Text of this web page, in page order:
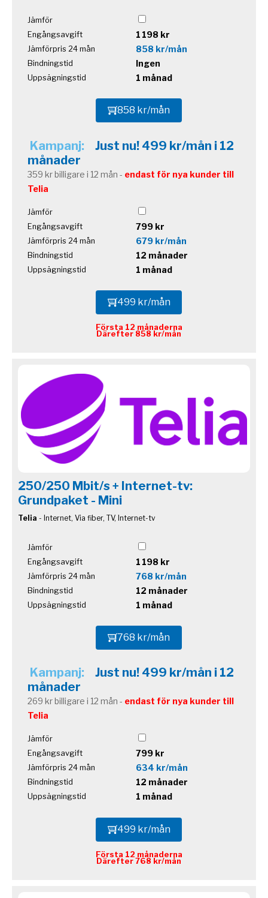
Jämför
Engångsavgift
1 198 kr
Jämförpris 24 mån 858 kr/mån
Bindningstid Ingen
Uppsägningstid 1 månad
858 kr/mån
Kampanj:
Just nu! 499 kr/mån i 12
månader
359 kr billigare i 12 mån - endast för nya kunder till
Telia
Jämför
Engångsavgift
799 kr
Jämförpris 24 mån 679 kr/mån
Bindningstid 12 månader
Uppsägningstid 1 månad
499 kr/mån
Första 12 månaderna
Därefter 858 kr/mån
250/250 Mbit/s + Internet-tv:
Grundpaket - Mini
Telia - Internet, Via fiber, TV, Internet-tv
Jämför
Engångsavgift
1 198 kr
Jämförpris 24 mån 768 kr/mån
Bindningstid 12 månader
Uppsägningstid 1 månad
768 kr/mån
Kampanj:
Just nu! 499 kr/mån i 12
månader
269 kr billigare i 12 mån - endast för nya kunder till
Telia
Jämför
Engångsavgift
799 kr
Jämförpris 24 mån 634 kr/mån
Bindningstid 12 månader
Uppsägningstid 1 månad
499 kr/mån
Första 12 månaderna
Därefter 768 kr/mån